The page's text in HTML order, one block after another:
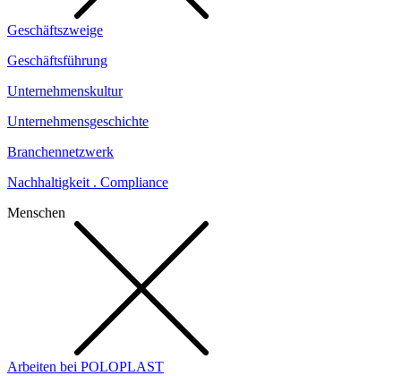
Geschäftszweige
Geschäftsführung
Unternehmenskultur
Unternehmensgeschichte
Branchennetzwerk
Nachhaltigkeit . Compliance
Menschen
Arbeiten bei POLOPLAST